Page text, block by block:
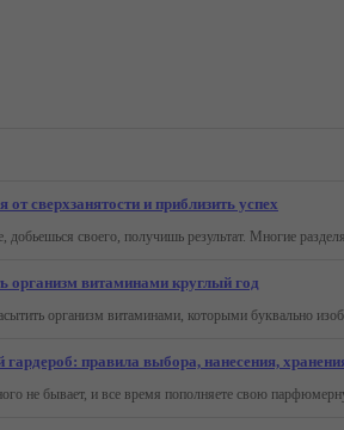
от сверхзанятости и приблизить успех
организм витаминами круглый год
правила выбора, нанесения,